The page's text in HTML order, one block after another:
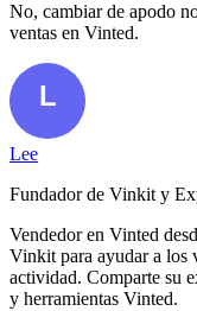
No, cambiar de apodo
ventas en Vinted.
Lee
Fundador de Vinkit y
Vendedor en Vinted
Vinkit para ayudar a los
actividad. Comparte su
y herramientas Vinted.